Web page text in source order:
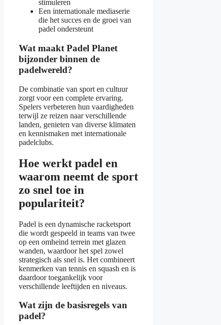
stimuleren
Een internationale mediaserie
die het succes en de groei van
padel ondersteunt
Wat maakt Padel Planet
bijzonder binnen de
padelwereld?
De combinatie van sport en cultuur
zorgt voor een complete ervaring.
Spelers verbeteren hun vaardigheden
terwijl ze reizen naar verschillende
landen, genieten van diverse klimaten
en kennismaken met internationale
padelclubs.
Hoe werkt padel en
waarom neemt de sport
zo snel toe in
populariteit?
Padel is een dynamische racketsport
die wordt gespeeld in teams van twee
op een omheind terrein met glazen
wanden, waardoor het spel zowel
strategisch als snel is. Het combineert
kenmerken van tennis en squash en is
daardoor toegankelijk voor
verschillende leeftijden en niveaus.
Wat zijn de basisregels van
padel?